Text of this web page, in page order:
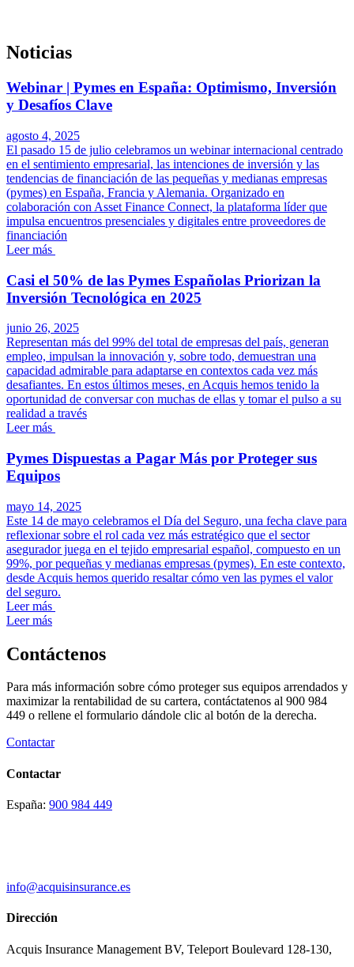
Noticias
Webinar | Pymes en España: Optimismo, Inversión
y Desafíos Clave
agosto 4, 2025
El pasado 15 de julio celebramos un webinar internacional centrado
en el sentimiento empresarial, las intenciones de inversión y las
tendencias de financiación de las pequeñas y medianas empresas
(pymes) en España, Francia y Alemania. Organizado en
colaboración con Asset Finance Connect, la plataforma líder que
impulsa encuentros presenciales y digitales entre proveedores de
financiación
Leer más
Casi el 50% de las Pymes Españolas Priorizan la
Inversión Tecnológica en 2025
junio 26, 2025
Representan más del 99% del total de empresas del país, generan
empleo, impulsan la innovación y, sobre todo, demuestran una
capacidad admirable para adaptarse en contextos cada vez más
desafiantes. En estos últimos meses, en Acquis hemos tenido la
oportunidad de conversar con muchas de ellas y tomar el pulso a su
realidad a través
Leer más
Pymes Dispuestas a Pagar Más por Proteger sus
Equipos
mayo 14, 2025
Este 14 de mayo celebramos el Día del Seguro, una fecha clave para
reflexionar sobre el rol cada vez más estratégico que el sector
asegurador juega en el tejido empresarial español, compuesto en un
99%, por pequeñas y medianas empresas (pymes). En este contexto,
desde Acquis hemos querido resaltar cómo ven las pymes el valor
del seguro.
Leer más
Leer más
Contáctenos
Para más información sobre cómo proteger sus equipos arrendados y
maximizar la rentabilidad de su cartera, contáctatenos al 900 984
449 o rellene el formulario dándole clic al botón de la derecha.
Contactar
Contactar
España: 900 984 449
info@acquisinsurance.es
Dirección
Acquis Insurance Management BV, Teleport Boulevard 128-130,